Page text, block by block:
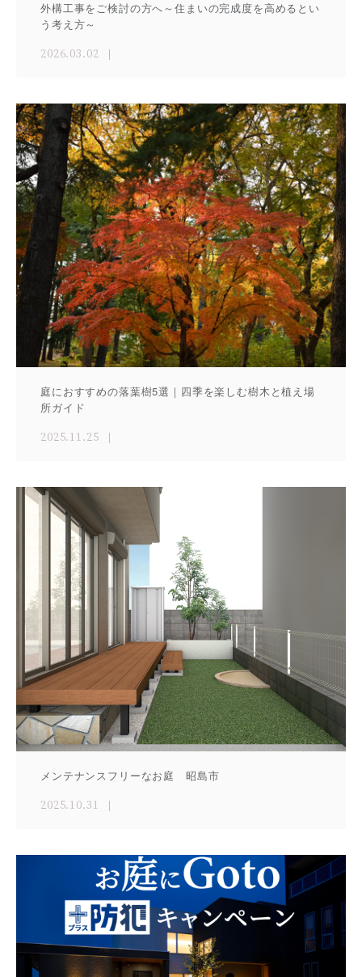
外構工事をご検討の方へ～住まいの完成度を高めるとい
う考え方～
2026.03.02
庭におすすめの落葉樹5選｜四季を楽しむ樹木と植え場
所ガイド
2025.11.25
メンテナンスフリーなお庭 昭島市
2025.10.31